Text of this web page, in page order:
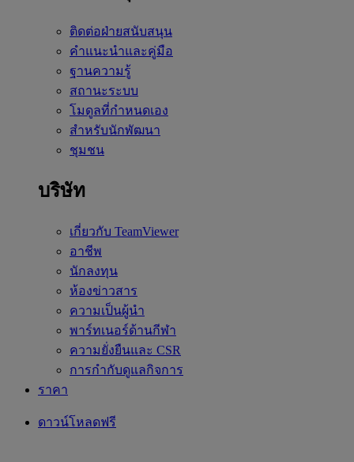
ติดต่อฝ่ายสนับสนุน
คำแนะนำและคู่มือ
ฐานความรู้
สถานะระบบ
โมดูลที่กำหนดเอง
สำหรับนักพัฒนา
ชุมชน
บริษัท
เกี่ยวกับ TeamViewer
อาชีพ
นักลงทุน
ห้องข่าวสาร
ความเป็นผู้นำ
พาร์ทเนอร์ด้านกีฬา
ความยั่งยืนและ CSR
การกำกับดูแลกิจการ
ราคา
ดาวน์โหลดฟรี